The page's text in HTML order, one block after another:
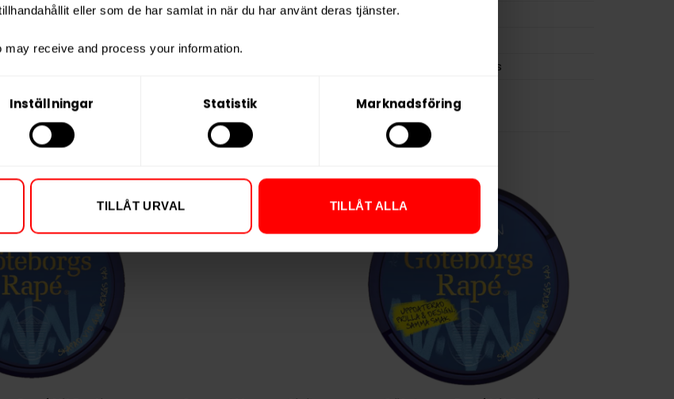
eller som de har samlat in när du har använt deras tjänster.
may receive and process your information.
Inställningar Statistik Marknadsföring
TILLÅT URVAL TILLÅT ALLA
Vikt per portion
Varumärke
Skruf Snus